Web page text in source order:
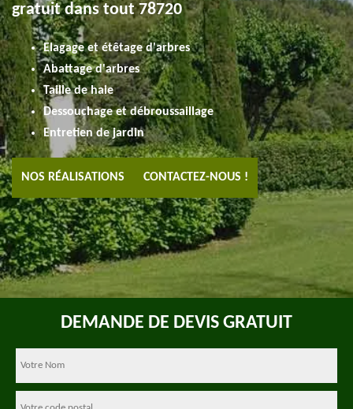
gratuit dans tout 78720
Elagage et étêtage d'arbres
Abattage d'arbres
Taille de haie
Dessouchage et débroussaillage
Entretien de jardin
NOS RÉALISATIONS CONTACTEZ-NOUS !
DEMANDE DE DEVIS GRATUIT